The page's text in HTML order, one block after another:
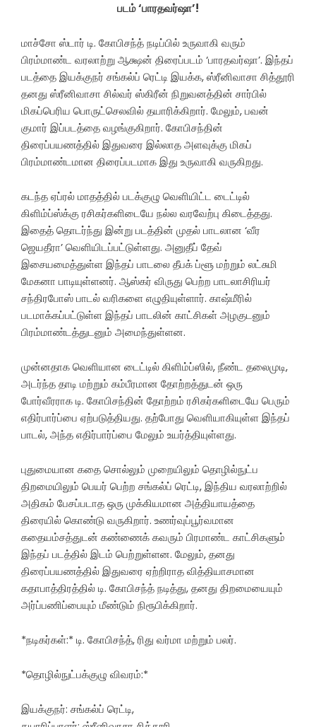
படம் ‘பாரதவர்ஷா’!
மாச்சோ ஸ்டார் டி. கோபிசந்த் நடிப்பில் உருவாகி வரும்
பிரம்மாண்ட வரலாற்று ஆக்ஷன் திரைப்படம் ‘பாரதவர்ஷா’. இந்தப்
படத்தை இயக்குநர் சங்கல்ப் ரெட்டி இயக்க, ஸ்ரீனிவாசா சித்தூரி
தனது ஸ்ரீனிவாசா சில்வர் ஸ்கிரீன் நிறுவனத்தின் சார்பில்
மிகப்பெரிய பொருட்செலவில் தயாரிக்கிறார். மேலும், பவன்
குமார் இப்படத்தை வழங்குகிறார். கோபிசந்தின்
திரைப்பயணத்தில் இதுவரை இல்லாத அளவுக்கு மிகப்
பிரம்மாண்டமான திரைப்படமாக இது உருவாகி வருகிறது.
கடந்த ஏப்ரல் மாதத்தில் படக்குழு வெளியிட்ட டைட்டில்
கிளிம்ப்ஸ்க்கு ரசிகர்களிடையே நல்ல வரவேற்பு கிடைத்தது.
இதைத் தொடர்ந்து இன்று படத்தின் முதல் பாடலான ‘வீர
ஜெயதீரா’ வெளியிடப்பட்டுள்ளது. அனுதீப் தேவ்
இசையமைத்துள்ள இந்தப் பாடலை தீபக் ப்ளூ மற்றும் லட்சுமி
மேகனா பாடியுள்ளனர். ஆஸ்கர் விருது பெற்ற பாடலாசிரியர்
சந்திரபோஸ் பாடல் வரிகளை எழுதியுள்ளார். காஷ்மீரில்
படமாக்கப்பட்டுள்ள இந்தப் பாடலின் காட்சிகள் அழகுடனும்
பிரம்மாண்டத்துடனும் அமைந்துள்ளன.
முன்னதாக வெளியான டைட்டில் கிளிம்ப்ஸில், நீண்ட தலைமுடி,
அடர்ந்த தாடி மற்றும் கம்பீரமான தோற்றத்துடன் ஒரு
போர்வீரராக டி. கோபிசந்தின் தோற்றம் ரசிகர்களிடையே பெரும்
எதிர்பார்ப்பை ஏற்படுத்தியது. தற்போது வெளியாகியுள்ள இந்தப்
பாடல், அந்த எதிர்பார்ப்பை மேலும் உயர்த்தியுள்ளது.
புதுமையான கதை சொல்லும் முறையிலும் தொழில்நுட்ப
திறமையிலும் பெயர் பெற்ற சங்கல்ப் ரெட்டி, இந்திய வரலாற்றில்
அதிகம் பேசப்படாத ஒரு முக்கியமான அத்தியாயத்தை
திரையில் கொண்டு வருகிறார். உணர்வுப்பூர்வமான
கதையம்சத்துடன் கண்ணைக் கவரும் பிரமாண்ட காட்சிகளும்
இந்தப் படத்தில் இடம் பெற்றுள்ளன. மேலும், தனது
திரைப்பயணத்தில் இதுவரை ஏற்றிராத வித்தியாசமான
கதாபாத்திரத்தில் டி. கோபிசந்த் நடித்து, தனது திறமையையும்
அர்ப்பணிப்பையும் மீண்டும் நிரூபிக்கிறார்.
*நடிகர்கள்:* டி. கோபிசந்த், ரிது வர்மா மற்றும் பலர்.
*தொழில்நுட்பக்குழு விவரம்:*
இயக்குநர்: சங்கல்ப் ரெட்டி,